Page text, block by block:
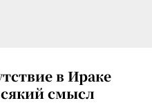
в Ираке
смысл